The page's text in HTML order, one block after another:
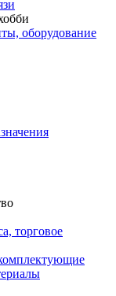
оборудование
торговое